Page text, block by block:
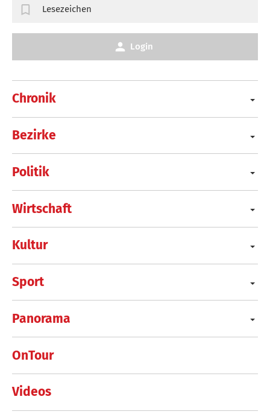
Chronik
Bezirke
Politik
Wirtschaft
Kultur
Sport
Panorama
OnTour
Videos
Lesezeichen
Login